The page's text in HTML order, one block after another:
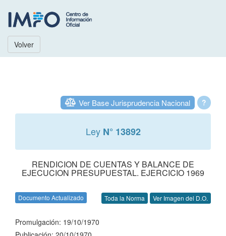
Volver
?
Ver Base Jurisprudencia Nacional
Ley N° 13892
RENDICION DE CUENTAS Y BALANCE DE
EJECUCION PRESUPUESTAL. EJERCICIO 1969
Documento Actualizado Toda la Norma Ver Imagen del D.O.
Promulgación: 19/10/1970